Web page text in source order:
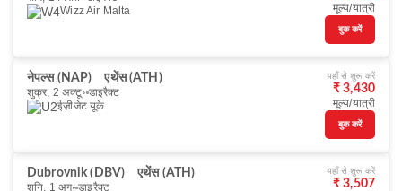
Wizz Air Malta
मूल्य/यात्री
बुक करें
नेपल्स (NAP)
एथेंस (ATH)
शुक्र, 2 अक्टू॰ डाइरैक्ट
ईज़ीजेट यूके
यहाँ से शुरू करें
₹ 3,430
मूल्य/यात्री
बुक करें
Dubrovnik (DBV)
एथेंस (ATH)
शनि, 1 अग॰ डाइरैक्ट
यहाँ से शुरू करें
₹ 3,507